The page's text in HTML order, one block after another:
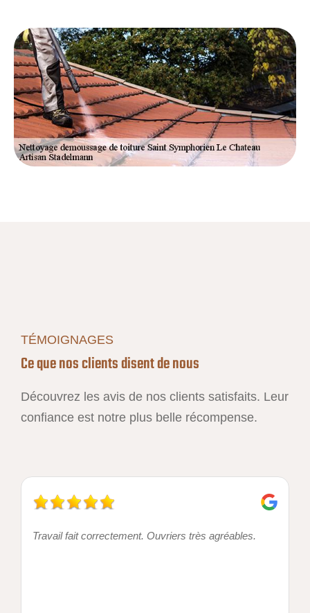
TÉMOIGNAGES
Ce que nos clients disent de nous
Découvrez les avis de nos clients satisfaits. Leur
confiance est notre plus belle récompense.
Travail fait correctement. Ouvriers très agréables.